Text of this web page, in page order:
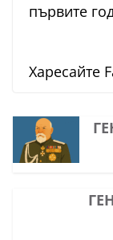
първите
Харесайте